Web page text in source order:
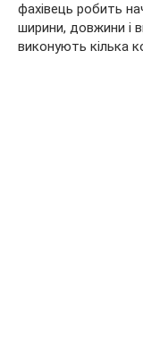
фахівець робить
ширини, довжини і
виконують кілька